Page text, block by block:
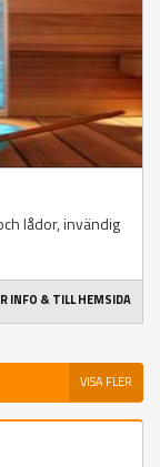
lådor, invändig
INFO & TILL HEMSIDA
VISA FLER